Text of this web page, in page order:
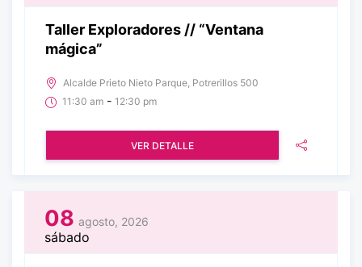
Taller Exploradores // “Ventana
mágica”
Alcalde Prieto Nieto Parque, Potrerillos 500
11:30 am - 12:30 pm
VER DETALLE
08 agosto, 2026
sábado